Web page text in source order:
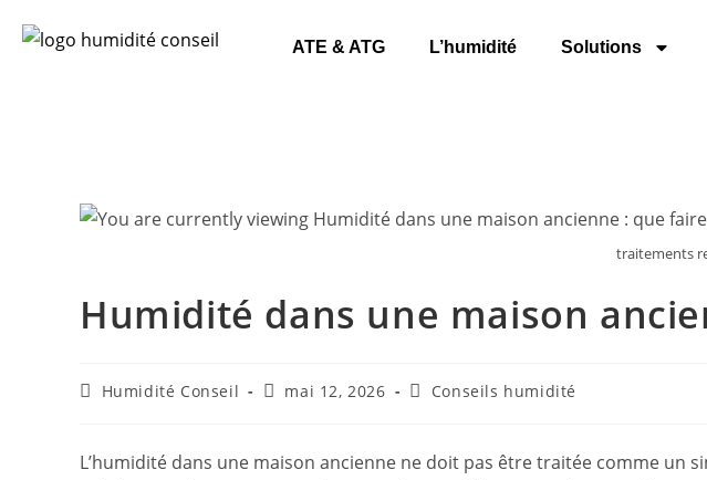
ATE & ATG L’humidité Solutions
traitements
Humidité dans une maison
Humidité Conseil mai 12, 2026 Conseils humidité
L’humidité dans une maison ancienne ne doit pas être traitée comme un